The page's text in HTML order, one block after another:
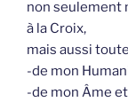
non seulement
à la Croix,
mais aussi
-de mon
-de mon Âme et